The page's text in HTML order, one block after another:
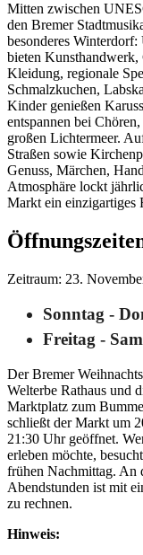
Mitten zwischen
den Bremer
besonderes
bieten
Kleidung, regionale
Schmalzkuchen,
Kinder genießen
entspannen bei
großen Lichtermeer.
Straßen sowie
Genuss, Märchen,
Atmosphäre lockt
Markt ein einzigartiges
Zeitraum: 23.
Sonntag -
Freitag -
Der Bremer
Welterbe Rathaus und
Marktplatz zum
schließt der Markt um
21:30 Uhr geöffnet.
erleben möchte,
frühen Nachmittag. An
Abendstunden ist mit
zu rechnen.
Hinweis: